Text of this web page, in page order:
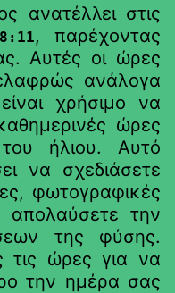
ανατέλλει στις
, παρέχοντας
Αυτές οι ώρες
ανάλογα
χρήσιμο να
ώρες
ήλιου. Αυτό
να σχεδιάσετε
φωτογραφικές
την
της φύσης.
τις ώρες για να
την ημέρα σας